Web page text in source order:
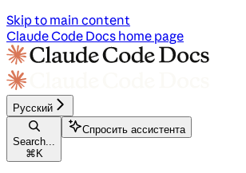
Skip to main content
Claude Code Docs home page
Русский
Search...
⌘ K
Спросить ассистента